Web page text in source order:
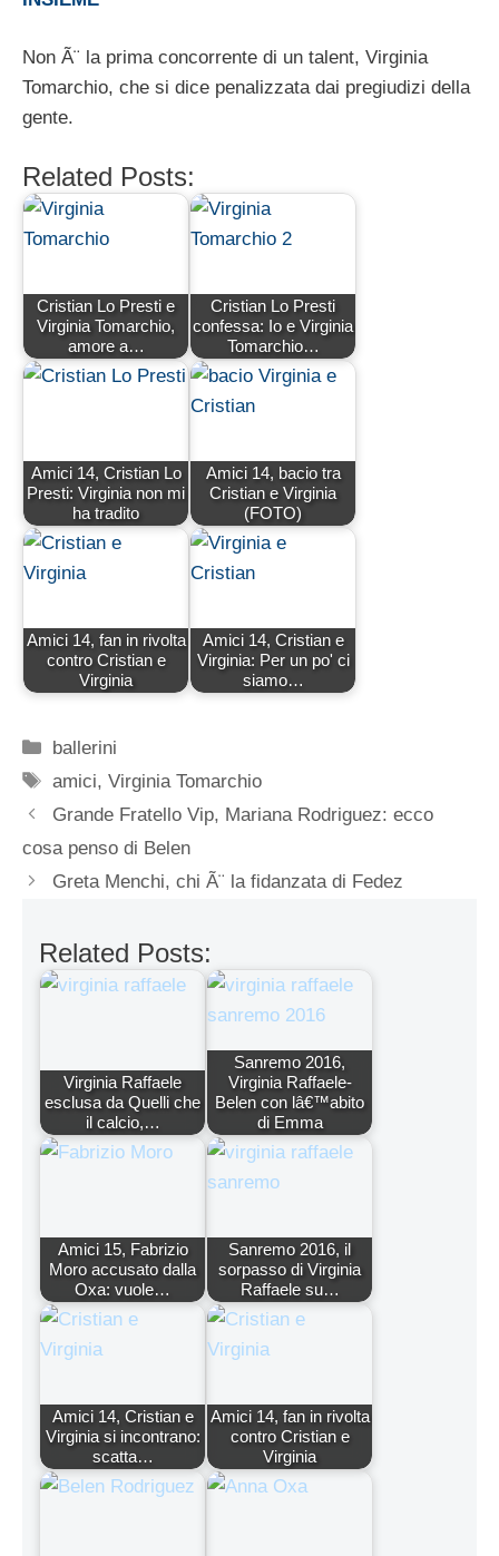
Non Ã¨ la prima concorrente di un talent, Virginia
Tomarchio, che si dice penalizzata dai pregiudizi della
gente.
Related Posts:
Cristian Lo Presti e
Virginia Tomarchio,
amore a…
Cristian Lo Presti
confessa: Io e Virginia
Tomarchio…
Amici 14, Cristian Lo
Presti: Virginia non mi
ha tradito
Amici 14, bacio tra
Cristian e Virginia
(FOTO)
Amici 14, fan in rivolta
contro Cristian e
Virginia
Amici 14, Cristian e
Virginia: Per un po' ci
siamo…
Categorie
ballerini
Tag
amici,Virginia Tomarchio
Grande Fratello Vip, Mariana Rodriguez: ecco
cosa penso di Belen
Greta Menchi, chi Ã¨ la fidanzata di Fedez
Related Posts:
Virginia Raffaele
esclusa da Quelli che
il calcio,…
Sanremo 2016,
Virginia Raffaele-
Belen con lâ€™abito
di Emma
Amici 15, Fabrizio
Moro accusato dalla
Oxa: vuole…
Sanremo 2016, il
sorpasso di Virginia
Raffaele su…
Amici 14, Cristian e
Virginia si incontrano:
scatta…
Amici 14, fan in rivolta
contro Cristian e
Virginia